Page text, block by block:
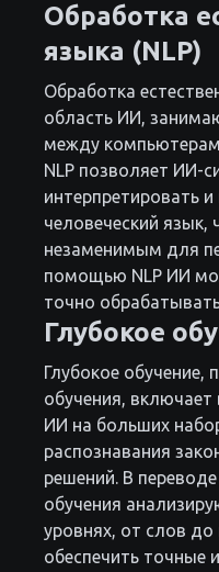
Обработка
языка (NLP)
Обработка
область ИИ,
между
NLP позволяет ИИ-
интерпретировать и
человеческий язык,
незаменимым для
помощью NLP ИИ
точно
Глубокое
Глубокое
обучения, включает
ИИ на больших
распознавания
решений. В
обучения
уровнях, от слов
обеспечить точные